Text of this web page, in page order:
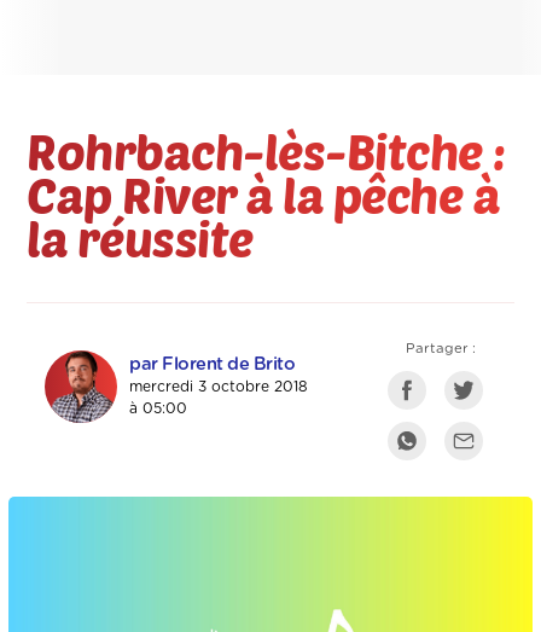
Rohrbach-lès-Bitche :
Cap River à la pêche à
la réussite
par Florent de Brito
mercredi 3 octobre 2018
à 05:00
Partager :